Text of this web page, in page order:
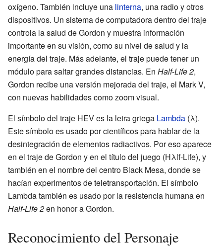
oxígeno. También incluye una linterna, una radio y otros
dispositivos. Un sistema de computadora dentro del traje
controla la salud de Gordon y muestra información
importante en su visión, como su nivel de salud y la
energía del traje. Más adelante, el traje puede tener un
módulo para saltar grandes distancias. En Half-Life 2,
Gordon recibe una versión mejorada del traje, el Mark V,
con nuevas habilidades como zoom visual.
El símbolo del traje HEV es la letra griega Lambda (λ).
Este símbolo es usado por científicos para hablar de la
desintegración de elementos radiactivos. Por eso aparece
en el traje de Gordon y en el título del juego (Hλlf-Life), y
también en el nombre del centro Black Mesa, donde se
hacían experimentos de teletransportación. El símbolo
Lambda también es usado por la resistencia humana en
Half-Life 2en honor a Gordon.
Reconocimiento del Personaje